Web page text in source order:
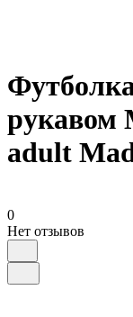
рукавом
adult
0
Нет отзывов